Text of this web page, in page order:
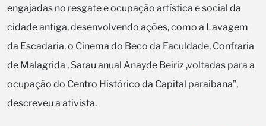
engajadas no resgate e ocupação artística e social da
cidade antiga, desenvolvendo ações, como a Lavagem
da Escadaria, o Cinema do Beco da Faculdade, Confraria
de Malagrida , Sarau anual Anayde Beiriz ,voltadas para a
ocupação do Centro Histórico da Capital paraibana”,
descreveu a ativista.